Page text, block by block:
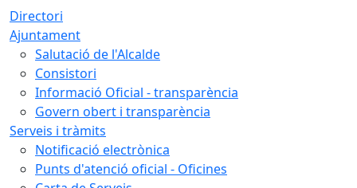
Directori
Ajuntament
Salutació de l'Alcalde
Consistori
Informació Oficial - transparència
Govern obert i transparència
Serveis i tràmits
Notificació electrònica
Punts d'atenció oficial - Oficines